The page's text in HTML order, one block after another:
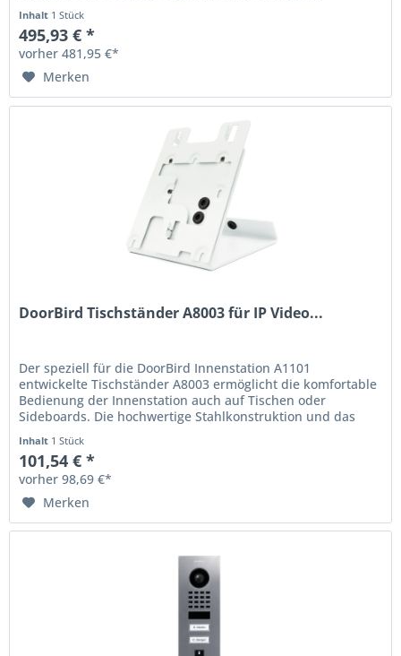
Inhalt 1 Stück
495,93 € *
vorher 481,95 €*
Merken
DoorBird Tischständer A8003 für IP Video...
Der speziell für die DoorBird Innenstation A1101
entwickelte Tischständer A8003 ermöglicht die komfortable
Bedienung der Innenstation auch auf Tischen oder
Sideboards. Die hochwertige Stahlkonstruktion und das
Inhalt 1 Stück
101,54 € *
vorher 98,69 €*
Merken